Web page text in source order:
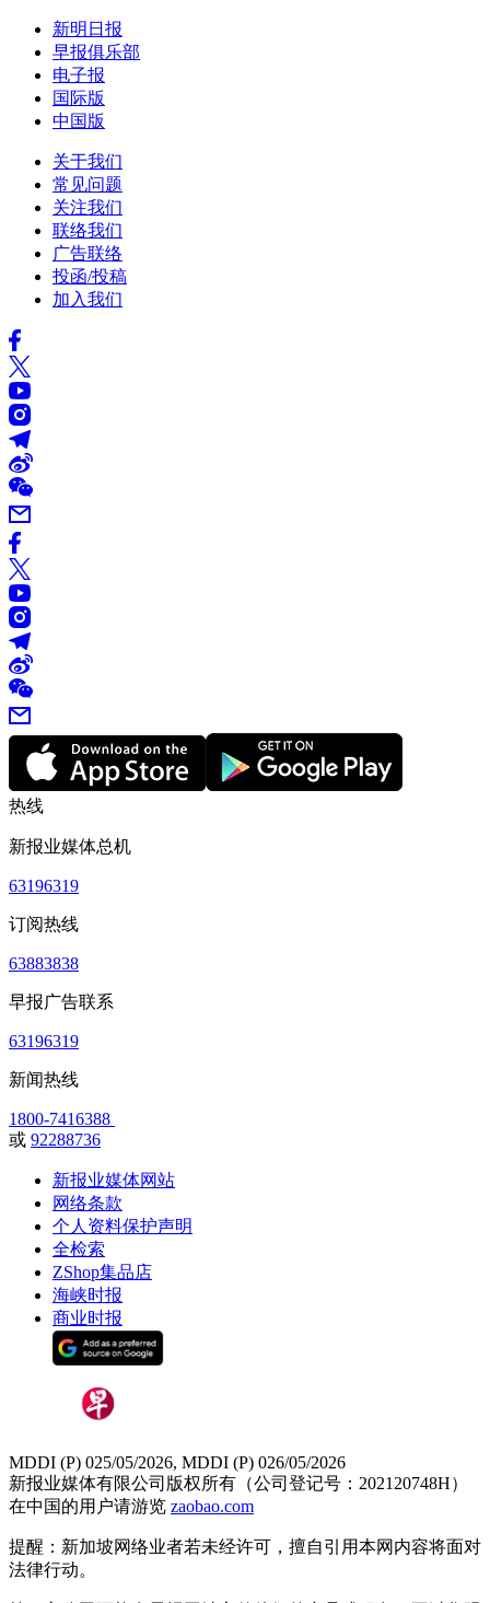
新明日报
早报俱乐部
电子报
国际版
中国版
关于我们
常见问题
关注我们
联络我们
广告联络
投函/投稿
加入我们
热线
新报业媒体总机
63196319
订阅热线
63883838
早报广告联系
63196319
新闻热线
1800-7416388
或 92288736
新报业媒体网站
网络条款
个人资料保护声明
全检索
ZShop集品店
海峡时报
商业时报
MDDI (P) 025/05/2026, MDDI (P) 026/05/2026
新报业媒体有限公司版权所有（公司登记号：202120748H）
在中国的用户请游览 zaobao.com
提醒：新加坡网络业者若未经许可，擅自引用本网内容将面对
法律行动。